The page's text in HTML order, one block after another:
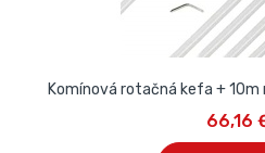
Komínová rotačná kefa +
66,16